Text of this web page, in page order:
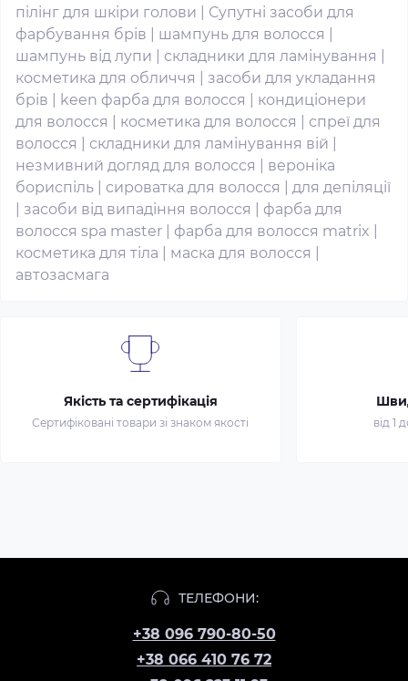
пілінг для шкіри голови
Супутні засоби для
фарбування брів
шампунь для волосся
шампунь від лупи
складники для ламінування
косметика для обличчя
засоби для укладання
брів
keen фарба для волосся
кондиціонери
для волосся
косметика для волосся
спреї для
волосся
складники для ламінування вій
незмивний догляд для волосся
вероніка
бориспіль
сироватка для волосся
для депіляції
засоби від випадіння волосся
фарба для
волосся spa master
фарба для волосся matrix
косметика для тіла
маска для волосся
автозасмага
Якість та сертифікація
Сертифіковані товари зі знаком якості від 1
ТЕЛЕФОНИ:
+38 096 790-80-50
+38 066 410 76 72